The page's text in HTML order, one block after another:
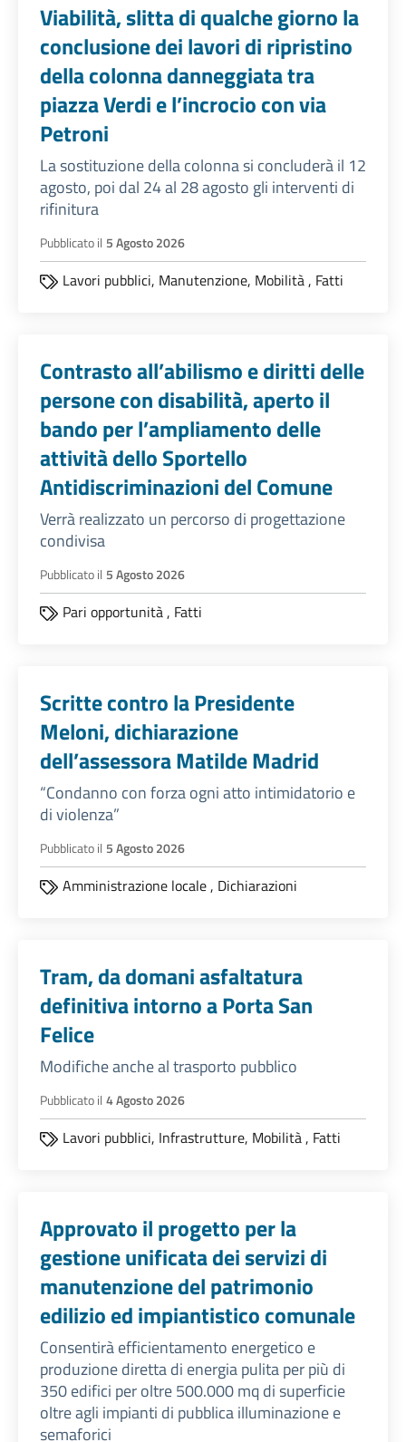
Viabilità, slitta di qualche giorno la
conclusione dei lavori di ripristino
della colonna danneggiata tra
piazza Verdi e l’incrocio con via
Petroni
La sostituzione della colonna si concluderà il 12
agosto, poi dal 24 al 28 agosto gli interventi di
rifinitura
Pubblicato il 5 Agosto 2026
Lavori pubblici, Manutenzione, Mobilità, Fatti
Contrasto all’abilismo e diritti delle
persone con disabilità, aperto il
bando per l’ampliamento delle
attività dello Sportello
Antidiscriminazioni del Comune
Verrà realizzato un percorso di progettazione
condivisa
Pubblicato il 5 Agosto 2026
Pari opportunità, Fatti
Scritte contro la Presidente
Meloni, dichiarazione
dell’assessora Matilde Madrid
“Condanno con forza ogni atto intimidatorio e
di violenza”
Pubblicato il 5 Agosto 2026
Amministrazione locale, Dichiarazioni
Tram, da domani asfaltatura
definitiva intorno a Porta San
Felice
Modifiche anche al trasporto pubblico
Pubblicato il 4 Agosto 2026
Lavori pubblici, Infrastrutture, Mobilità, Fatti
Approvato il progetto per la
gestione unificata dei servizi di
manutenzione del patrimonio
edilizio ed impiantistico comunale
Consentirà efficientamento energetico e
produzione diretta di energia pulita per più di
350 edifici per oltre 500.000 mq di superficie
oltre agli impianti di pubblica illuminazione e
semaforici